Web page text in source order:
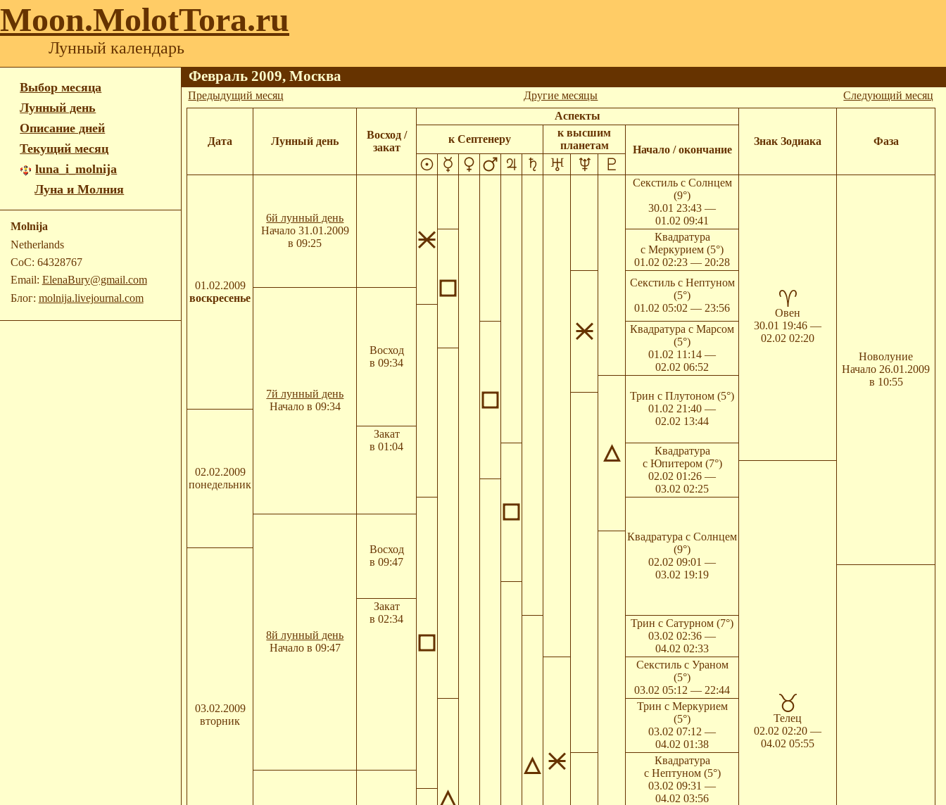
Moon.MolotTora.ru
Лунный календарь
Выбор месяца
Лунный день
Описание дней
Текущий месяц
luna_i_molnija
Луна и Молния
Molnija
Netherlands
CoC: 64328767
Email: ElenaBury@gmail.com
Блог: molnija.livejournal.com
Февраль 2009, Москва
Предыдущий месяц Следующий месяц
Другие месяцы
Дата Лунный день
Восход /
закат
Аспекты
Знак Зодиака Фаза
к Септенеру
к высшим
планетам
Начало / окончание
01.02.2009
воскресенье
6й лунный день
Начало 31.01.2009
в 09:25
Секстиль с Солнцем
(9°)
30.01 23:43 —
01.02 09:41
Овен
30.01 19:46 —
02.02 02:20
Новолуние
Начало 26.01.2009
в 10:55
Квадратура
с Меркурием (5°)
01.02 02:23 — 20:28
Секстиль с Нептуном
(5°)
01.02 05:02 — 23:56
7й лунный день
Начало в 09:34
Восход
в 09:34
Квадратура с Марсом
(5°)
01.02 11:14 —
02.02 06:52
Трин с Плутоном (5°)
01.02 21:40 —
02.02 13:44
02.02.2009
понедельник
Закат
в 01:04
Квадратура
с Юпитером (7°)
02.02 01:26 —
03.02 02:25
Телец
02.02 02:20 —
04.02 05:55
Квадратура с Солнцем
(9°)
02.02 09:01 —
03.02 19:19
8й лунный день
Начало в 09:47
Восход
в 09:47
03.02.2009
вторник
Закат
в 02:34
Трин с Сатурном (7°)
03.02 02:36 —
04.02 02:33
Секстиль с Ураном
(5°)
03.02 05:12 — 22:44
Трин с Меркурием
(5°)
03.02 07:12 —
04.02 01:38
Квадратура
с Нептуном (5°)
03.02 09:31 —
04.02 03:56